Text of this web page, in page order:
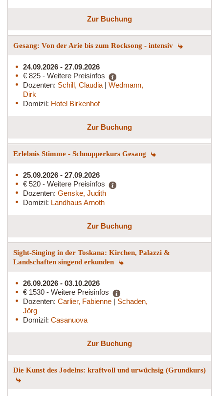
Zur Buchung
Gesang: Von der Arie bis zum Rocksong - intensiv
24.09.2026 - 27.09.2026
€ 825 - Weitere Preisinfos
Dozenten: Schill, Claudia | Wedmann,
Dirk
Domizil: Hotel Birkenhof
Zur Buchung
Erlebnis Stimme - Schnupperkurs Gesang
25.09.2026 - 27.09.2026
€ 520 - Weitere Preisinfos
Dozenten: Genske, Judith
Domizil: Landhaus Arnoth
Zur Buchung
Sight-Singing in der Toskana: Kirchen, Palazzi &
Landschaften singend erkunden
26.09.2026 - 03.10.2026
€ 1530 - Weitere Preisinfos
Dozenten: Carlier, Fabienne | Schaden,
Jörg
Domizil: Casanuova
Zur Buchung
Die Kunst des Jodelns: kraftvoll und urwüchsig (Grundkurs)